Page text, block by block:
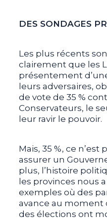
DES SONDAGES
Les plus récents
clairement que les
présentement
leurs adversaires,
de vote de 35 %
Conservateurs, le
leur ravir le pouvoir.
Mais, 35 %, ce
assurer un
plus, l’histoire
les provinces nous
exemples où des
avance au
des élections ont